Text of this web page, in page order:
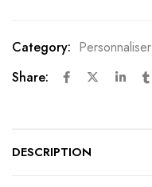
Category: Personnaliser
Share:
DESCRIPTION